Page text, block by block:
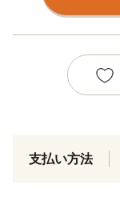
支払い方法